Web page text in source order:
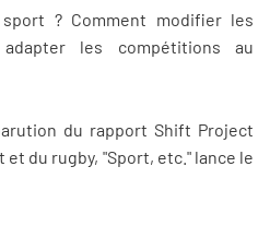
? Comment modifier les
les compétitions au
du rapport Shift Project
du rugby, "Sport, etc." lance le